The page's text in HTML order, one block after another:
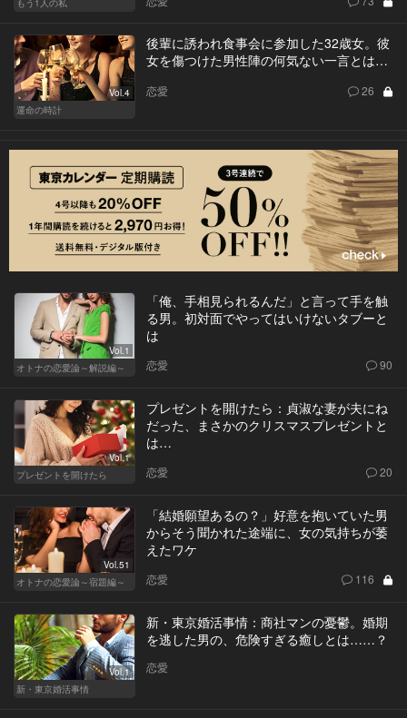
もう1人の私
Vol.4
運命の時計
後輩に誘われ食事会に参加した32歳女。彼
女を傷つけた男性陣の何気ない一言とは…
恋愛 26
Vol.1
オトナの恋愛論～解説編～
「俺、手相見られるんだ」と言って手を触
る男。初対面でやってはいけないタブーと
は
恋愛 90
Vol.1
プレゼントを開けたら
プレゼントを開けたら：貞淑な妻が夫にね
だった、まさかのクリスマスプレゼントと
は…
恋愛 20
Vol.51
オトナの恋愛論～宿題編～
「結婚願望あるの？」好意を抱いていた男
からそう聞かれた途端に、女の気持ちが萎
えたワケ
恋愛 116
Vol.1
新・東京婚活事情
新・東京婚活事情：商社マンの憂鬱。婚期
を逃した男の、危険すぎる癒しとは……？
恋愛